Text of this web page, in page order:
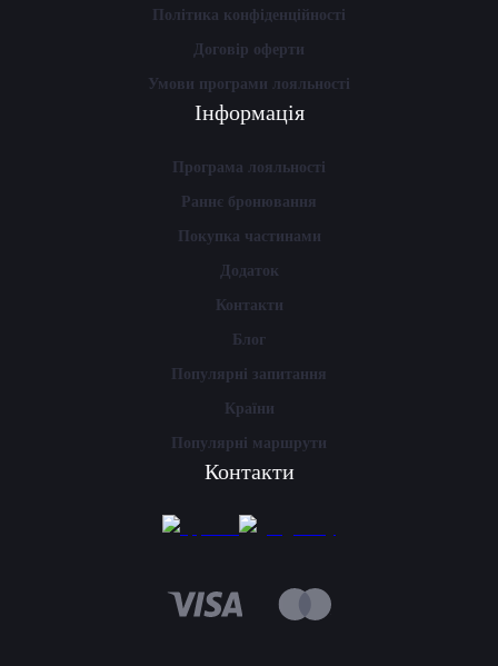
Політика конфіденційності
Договір оферти
Умови програми лояльності
Інформація
Програма лояльності
Раннє бронювання
Покупка частинами
Додаток
Контакти
Блог
Популярні запитання
Країни
Популярні маршрути
Контакти